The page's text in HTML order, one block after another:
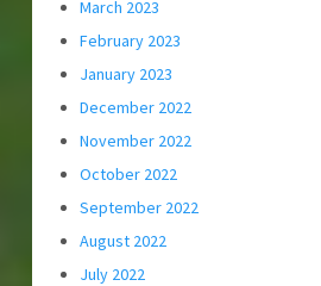
March 2023
February 2023
January 2023
December 2022
November 2022
October 2022
September 2022
August 2022
July 2022